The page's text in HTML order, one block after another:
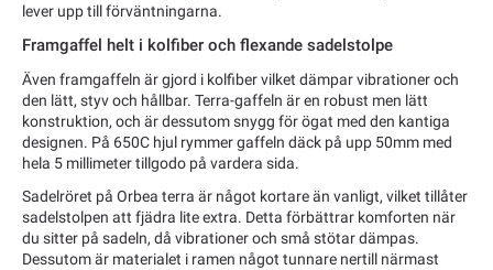
lever upp till förväntningarna.
Framgaffel helt i kolfiber och flexande sadelstolpe
Även framgaffeln är gjord i kolfiber vilket dämpar vibrationer och
den lätt, styv och hållbar. Terra-gaffeln är en robust men lätt
konstruktion, och är dessutom snygg för ögat med den kantiga
designen. På 650C hjul rymmer gaffeln däck på upp 50mm med
hela 5 millimeter tillgodo på vardera sida.
Sadelröret på Orbea terra är något kortare än vanligt, vilket tillåter
sadelstolpen att fjädra lite extra. Detta förbättrar komforten när
du sitter på sadeln, då vibrationer och små stötar dämpas.
Dessutom är materialet i ramen något tunnare nertill närmast